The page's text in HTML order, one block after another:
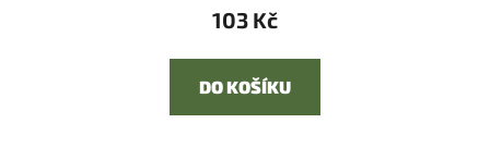
103 Kč
DO KOŠÍKU